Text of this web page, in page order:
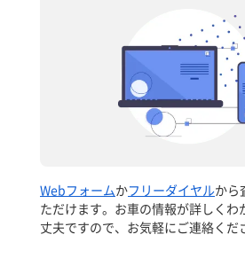
Webフォームかフリーダイヤルから
ただけます。お車の情報が詳しくわ
丈夫ですので、お気軽にご連絡くだ